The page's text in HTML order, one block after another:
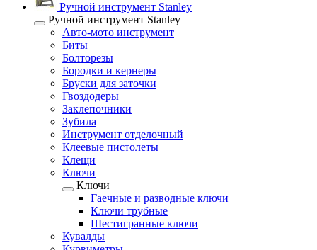
Ручной инструмент Stanley
Ручной инструмент Stanley
Авто-мото инструмент
Биты
Болторезы
Бородки и кернеры
Бруски для заточки
Гвоздодеры
Заклепочники
Зубила
Инструмент отделочный
Клеевые пистолеты
Клещи
Ключи
Ключи
Гаечные и разводные ключи
Ключи трубные
Шестигранные ключи
Кувалды